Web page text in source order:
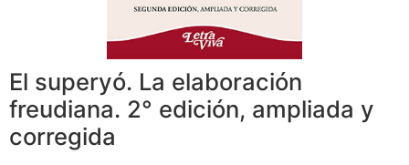
El superyó. La elaboración
freudiana. 2° edición, ampliada y
corregida